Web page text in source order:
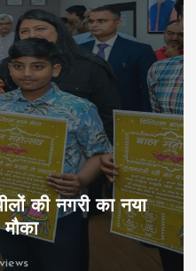
की नगरी का नया